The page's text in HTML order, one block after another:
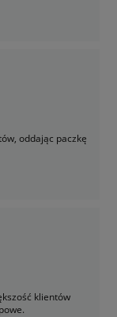
oddając paczkę
klientów